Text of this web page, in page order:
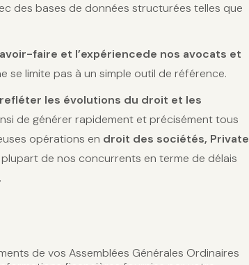
des bases de données structurées telles que
faire et l’expériencede nos avocats et
se limite pas à un simple outil de référence.
les évolutions du droit et les
de générer rapidement et précisément tous
opérations en droit des sociétés, Private
de nos concurrents en terme de délais
de vos Assemblées Générales Ordinaires